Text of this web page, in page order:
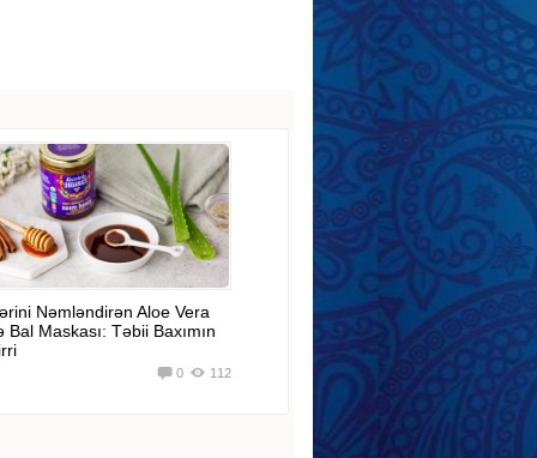
Nəmləndirən Aloe Vera
Bal Maskası: Təbii Baxımın
112
0